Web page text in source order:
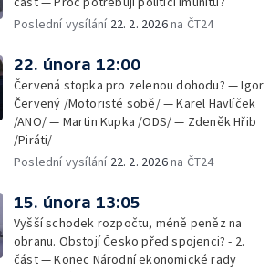
Poslední vysílání 22. 2. 2026na ČT24
22. února 12:00
Červená stopka pro zelenou dohodu? — Igor
Červený /Motoristé sobě/ — Karel Havlíček
/ANO/ — Martin Kupka /ODS/ — Zdeněk Hřib
/Piráti/
Poslední vysílání 22. 2. 2026na ČT24
15. února 13:05
Vyšší schodek rozpočtu, méně peněz na
obranu. Obstojí Česko před spojenci? - 2.
část — Konec Národní ekonomické rady